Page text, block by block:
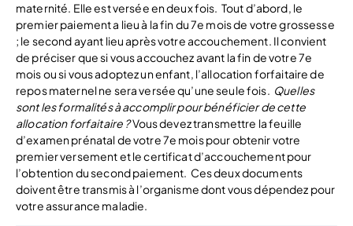
maternité. Elle est versée en deux fois. Tout d’abord, le
premier paiement a lieu à la fin du 7e mois de votre grossesse
; le second ayant lieu après votre accouchement. Il convient
de préciser que si vous accouchez avant la fin de votre 7e
mois ou si vous adoptez un enfant, l’allocation forfaitaire de
repos maternel ne sera versée qu’une seule fois. Quelles
sont les formalités à accomplir pour bénéficier de cette
allocation forfaitaire ?Vous devez transmettre la feuille
d’examen prénatal de votre 7e mois pour obtenir votre
premier versement et le certificat d’accouchement pour
l’obtention du second paiement. Ces deux documents
doivent être transmis à l’organisme dont vous dépendez pour
votre assurance maladie.